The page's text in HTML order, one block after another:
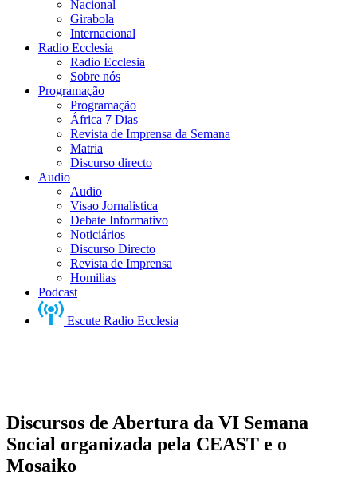
Nacional
Girabola
Internacional
Radio Ecclesia
Radio Ecclesia
Sobre nós
Programação
Programação
África 7 Dias
Revista de Imprensa da Semana
Matria
Discurso directo
Audio
Audio
Visao Jornalistica
Debate Informativo
Noticiários
Discurso Directo
Revista de Imprensa
Homilias
Podcast
Escute Radio Ecclesia
Discursos de Abertura da VI Semana
Social organizada pela CEAST e o
Mosaiko